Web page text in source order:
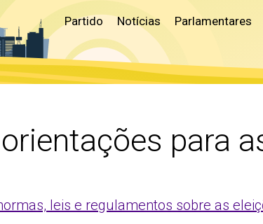
Partido Notícias Parlamentares
para
leis e regulamentos sobre as